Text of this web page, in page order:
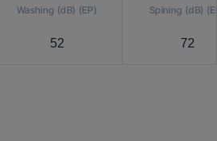
Washing (dB) (EP)
52
Spining (dB)
72